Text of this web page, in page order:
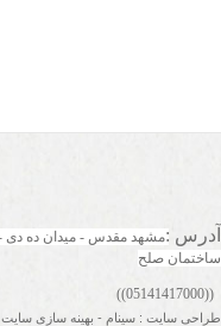
آدرس :
ساختمان صلح
((05141417000))
طراحی سایت : سینام - بهینه سازی سایت